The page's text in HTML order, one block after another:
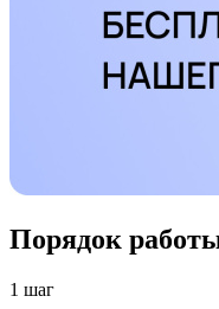
Порядок
1 шаг